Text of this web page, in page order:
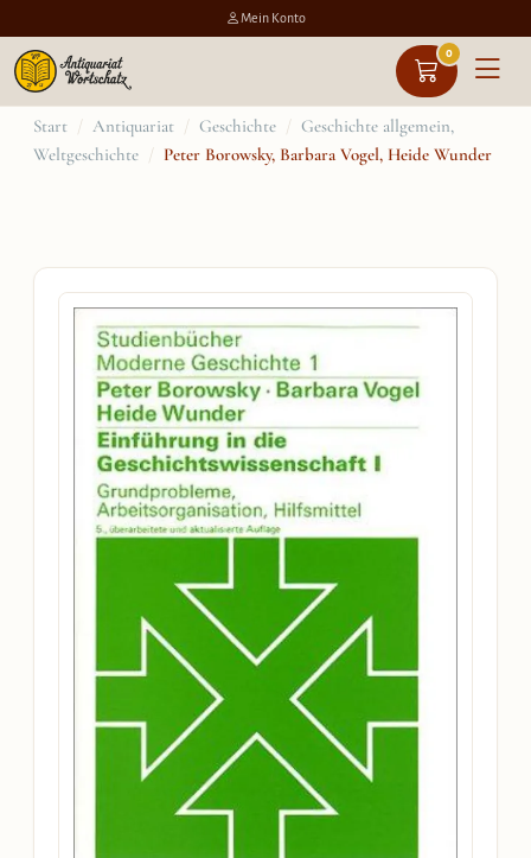
Mein Konto
0
Zum
Inhalt
Start / Antiquariat / Geschichte / Geschichte allgemein,
Weltgeschichte / Peter Borowsky, Barbara Vogel, Heide Wunder